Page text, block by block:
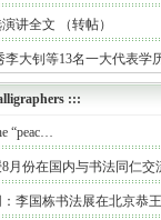
讲全文 （转帖）
李大钊等13名一大代表学
:::
“peac…
月份在国内与书法同仁交
李国栋书法展在北京恭